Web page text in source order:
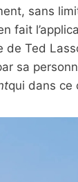
sans
fait
de Ted
sa
qui dans ce